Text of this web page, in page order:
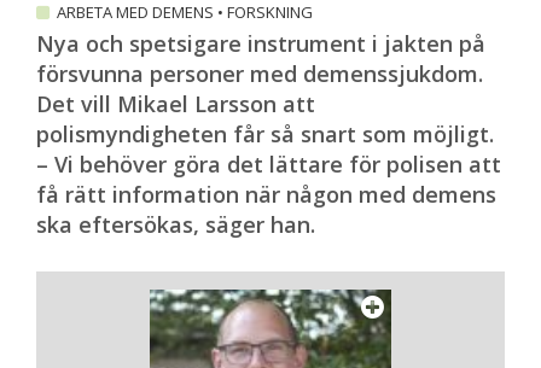
Vad fick du för respons av deltagarna?
– Jättemycket fin empati och en massa
kärlek. Men även reaktioner av
igenkänning och lättnad över att de inte är
ensamma.
– Många uttryckte sig i skrift i
kommentarerna och sa att de förstår mer
för att de nu hade förstått sådant som de
hade undrat över, och för att de fick tips
och råd. Det lättade lite på deras oro inför
ARBETA MED DEMENS • FORSKNING
Nya och spetsigare instrument i jakten på
försvunna personer med demenssjukdom.
Det vill Mikael Larsson att
polismyndigheten får så snart som möjligt.
– Vi behöver göra det lättare för polisen att
få rätt information när någon med demens
ska eftersökas, säger han.